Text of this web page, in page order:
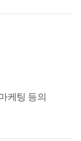
케팅 등의